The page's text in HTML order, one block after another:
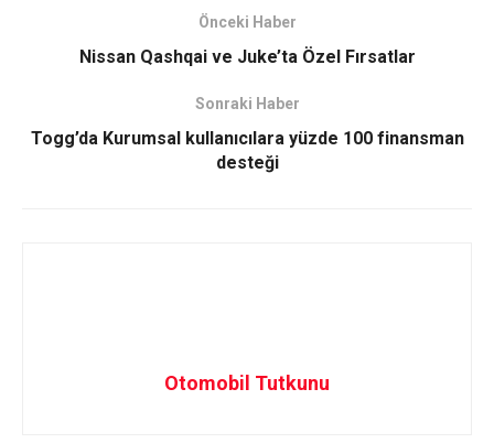
Önceki Haber
Nissan Qashqai ve Juke’ta Özel Fırsatlar
Sonraki Haber
Togg’da Kurumsal kullanıcılara yüzde 100 finansman
desteği
Otomobil Tutkunu